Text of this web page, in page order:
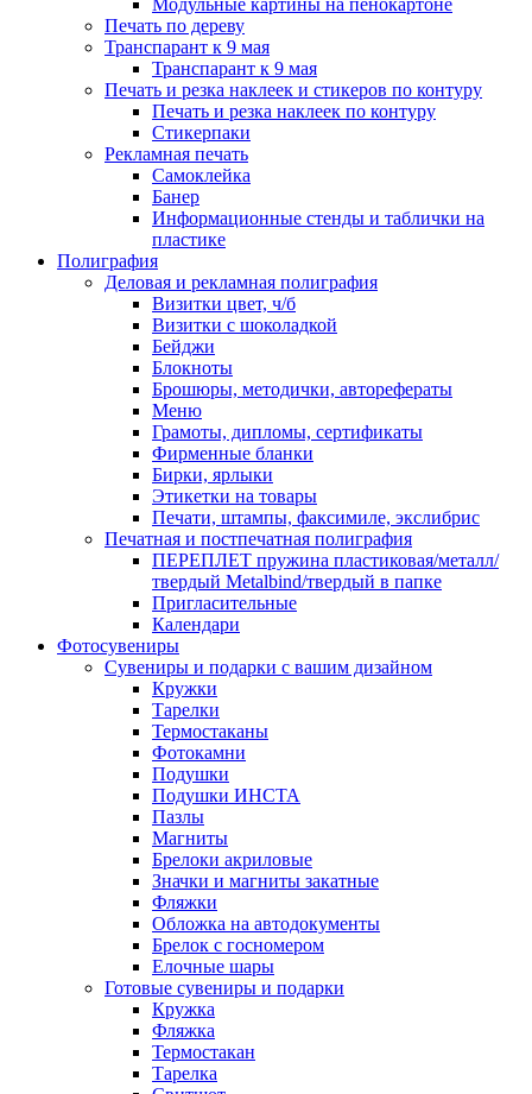
Модульные картины на пенокартоне
Печать по дереву
Транспарант к 9 мая
Транспарант к 9 мая
Печать и резка наклеек и стикеров по контуру
Печать и резка наклеек по контуру
Стикерпаки
Рекламная печать
Самоклейка
Банер
Информационные стенды и таблички на
пластике
Полиграфия
Деловая и рекламная полиграфия
Визитки цвет, ч/б
Визитки с шоколадкой
Бейджи
Блокноты
Брошюры, методички, авторефераты
Меню
Грамоты, дипломы, сертификаты
Фирменные бланки
Бирки, ярлыки
Этикетки на товары
Печати, штампы, факсимиле, экслибрис
Печатная и постпечатная полиграфия
ПЕРЕПЛЕТ пружина пластиковая/металл/
твердый Metalbind/твердый в папке
Пригласительные
Календари
Фотосувениры
Сувениры и подарки с вашим дизайном
Кружки
Тарелки
Термостаканы
Фотокамни
Подушки
Подушки ИНСТА
Пазлы
Магниты
Брелоки акриловые
Значки и магниты закатные
Фляжки
Обложка на автодокументы
Брелок с госномером
Елочные шары
Готовые сувениры и подарки
Кружка
Фляжка
Термостакан
Тарелка